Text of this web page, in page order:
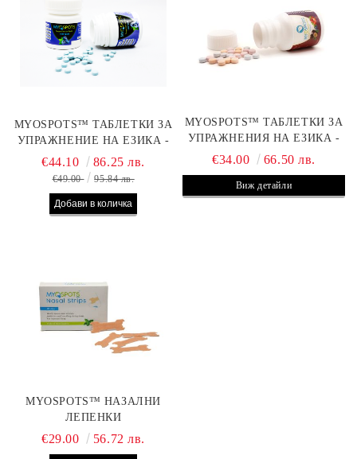
MYOSPOTS™ ТАБЛЕТКИ ЗА
УПРАЖНЕНИЕ НА ЕЗИКА -
ВКУС БОРОВИНКА
€44.10 86.25 лв.
€49.00 95.84 лв.
MYOSPOTS™ ТАБЛЕТКИ ЗА
УПРАЖНЕНИЯ НА ЕЗИКА -
ПЛОДОВ МИКС
€34.00 66.50 лв.
Виж детайли
MYOSPOTS™ НАЗАЛНИ
ЛЕПЕНКИ
€29.00 56.72 лв.